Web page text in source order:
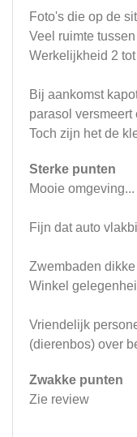
Foto's die op de
Veel ruimte
Werkelijkheid 2 tot
Bij aankomst
parasol versmeert
Toch zijn het de
Sterke punten
Mooie omgeving...
Fijn dat auto
Zwembaden dikke
Winkel
Vriendelijk
(dierenbos) over
Zwakke punten
Zie review